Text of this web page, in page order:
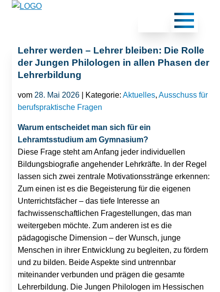
Lehrer werden – Lehrer bleiben: Die Rolle
der Jungen Philologen in allen Phasen der
Lehrerbildung
vom 28. Mai 2026 | Kategorie: Aktuelles, Ausschuss für
berufspraktische Fragen
Warum entscheidet man sich für ein
Lehramtsstudium am Gymnasium?
Diese Frage steht am Anfang jeder individuellen
Bildungsbiografie angehender Lehrkräfte. In der Regel
lassen sich zwei zentrale Motivationsstränge erkennen:
Zum einen ist es die Begeisterung für die eigenen
Unterrichtsfächer – das tiefe Interesse an
fachwissenschaftlichen Fragestellungen, das man
weitergeben möchte. Zum anderen ist es die
pädagogische Dimension – der Wunsch, junge
Menschen in ihrer Entwicklung zu begleiten, zu fördern
und zu bilden. Beide Aspekte sind untrennbar
miteinander verbunden und prägen die gesamte
Lehrerbildung. Die Jungen Philologen im Hessischen